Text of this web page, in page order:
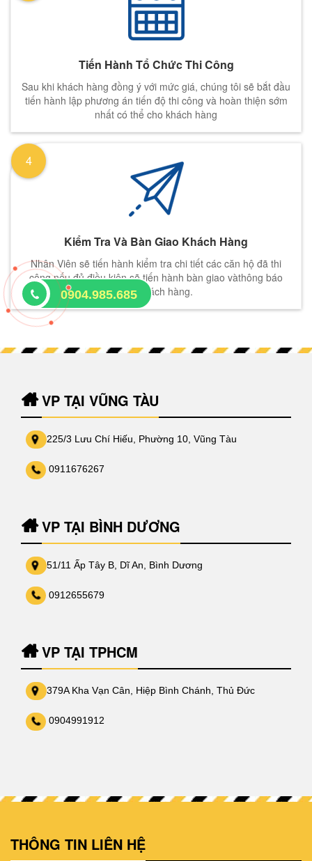
Tiến Hành Tổ Chức Thi Công
Sau khi khách hàng đồng ý với mức giá, chúng tôi sẽ bắt đầu
tiến hành lập phương án tiến độ thi công và hoàn thiện sớm
nhất có thể cho khách hàng
Kiểm Tra Và Bàn Giao Khách Hàng
Nhân Viên sẽ tiến hành kiểm tra chi tiết các căn hộ đã thi
công nếu đủ điều kiện sẽ tiến hành bàn giao vàthông báo
cho khách hàng.
4
VP TẠI VŨNG TÀU
225/3 Lưu Chí Hiếu, Phường 10, Vũng Tàu
0911676267
VP TẠI BÌNH DƯƠNG
51/11 Ấp Tây B, Dĩ An, Bình Dương
0912655679
VP TẠI TPHCM
379A Kha Vạn Cân, Hiệp Bình Chánh, Thủ Đức
0904991912
THÔNG TIN LIÊN HỆ
0904.985.685